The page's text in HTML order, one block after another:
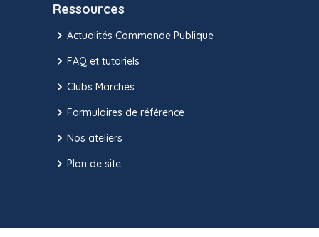
Ressources
Actualités Commande Publique
FAQ et tutoriels
Clubs Marchés
Formulaires de référence
Nos ateliers
Plan de site